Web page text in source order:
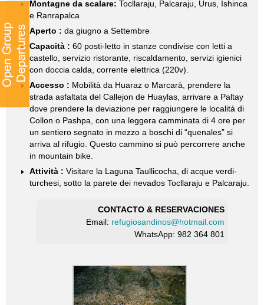
Montagne da scalare: Tocllaraju, Palcaraju, Urus, Ishinca
e Ranrapalca
Aperto : da giugno a Settembre
Capacità : 60 posti-letto in stanze condivise con letti a
castello, servizio ristorante, riscaldamento, servizi igienici
con doccia calda, corrente elettrica (220v).
Accesso : Mobilità da Huaraz o Marcarà, prendere la
strada asfaltata del Callejon de Huaylas, arrivare a Paltay
dove prendere la deviazione per raggiungere le località di
Collon o Pashpa, con una leggera camminata di 4 ore per
un sentiero segnato in mezzo a boschi di “quenales” si
arriva al rifugio. Questo cammino si può percorrere anche
in mountain bike.
Attività : Visitare la Laguna Taullicocha, di acque verdi-
turchesi, sotto la parete dei nevados Tocllaraju e Palcaraju.
CONTACTO & RESERVACIONES
Email: refugiosandinos@hotmail.com
WhatsApp: 982 364 801